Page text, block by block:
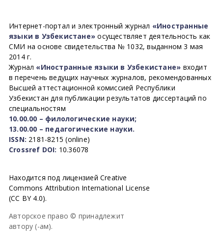
Интернет-портал и электронный журнал «Иностранные
языки в Узбекистане» осуществляет деятельность как
СМИ на основе свидетельства № 1032, выданном 3 мая
2014 г.
Журнал «Иностранные языки в Узбекистане» входит
в перечень ведущих научных журналов, рекомендованных
Высшей аттестационной комиссией Республики
Узбекистан для публикации результатов диссертаций по
специальностям
10.00.00 – филологические науки;
13.00.00 – педагогические науки.
ISSN: 2181-8215 (online)
Crossref DOI: 10.36078
Находится под лицензией Creative
Commons Attribution International License
(CC BY 4.0).
Авторское право © принадлежит
автору (-ам).